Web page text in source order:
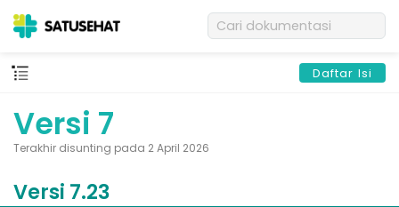
Daftar Isi
Versi 7
Terakhir disunting pada 2 April 2026
Versi 7.23